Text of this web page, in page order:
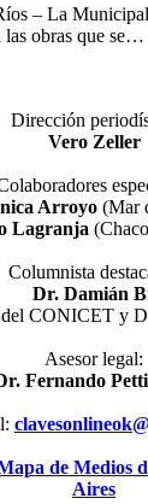
– La
las obras que se…
Dirección
Vero Zeller
Arroyo (Mar
Lagranja
Columnista
Dr. Damián
CONICET y
Asesor legal:
Fernando
de Medios
Aires